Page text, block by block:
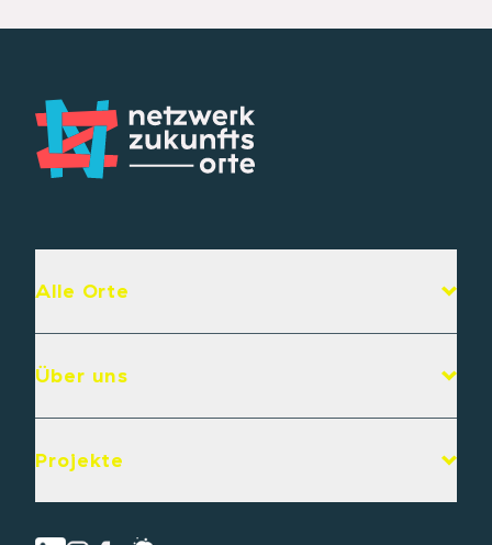
Alle Orte
Über uns
Projekte